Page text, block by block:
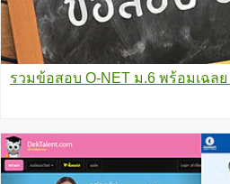
รวมข้อสอบ O-NET ม.6 พร้อมเฉลย